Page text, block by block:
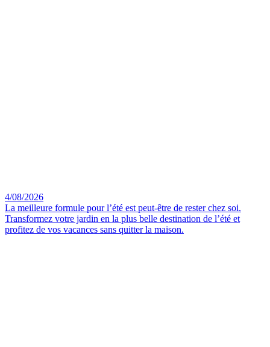
4/08/2026
La meilleure formule pour l’été est peut-être de rester chez soi.
Transformez votre jardin en la plus belle destination de l’été et
profitez de vos vacances sans quitter la maison.